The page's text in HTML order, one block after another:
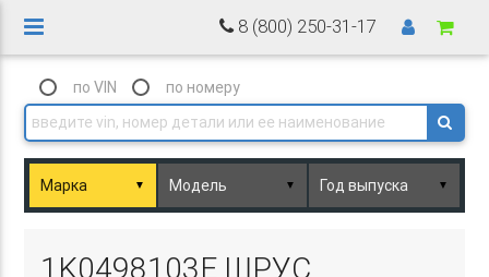
8 (800) 250-31-17
по VIN по номеру
▼ ▼ ▼
1K0498103E ШРУС